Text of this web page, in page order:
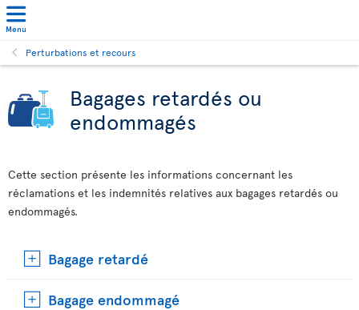
Menu
Perturbations et recours
Bagages retardés ou
endommagés
Cette section présente les informations concernant les
réclamations et les indemnités relatives aux bagages retardés ou
endommagés.
Bagage retardé
Bagage endommagé